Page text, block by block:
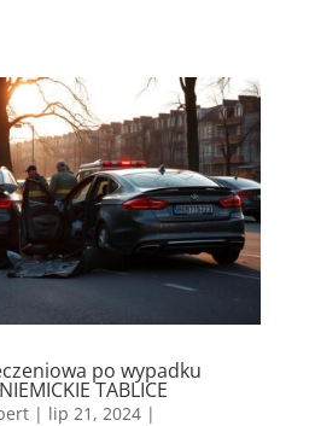
po wypadku
TABLICE
| lip 21, 2024|